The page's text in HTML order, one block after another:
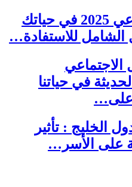
الذكاء الاصطناعي 2025 في حياتك
الشامل للاستفادة…
الاجتماعي
في حياتنا
على…
الخليج : تأثير
على الأسر…